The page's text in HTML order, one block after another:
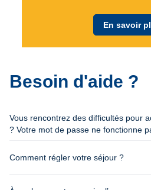
En savoir
Besoin d'aide ?
Vous rencontrez des difficultés pour
? Votre mot de passe ne fonctionne
Comment régler votre séjour ?